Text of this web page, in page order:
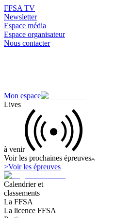
FFSA TV
Newsletter
Espace média
Espace organisateur
Nous contacter
Mon espace
Lives
à venir
Voir les prochaines épreuves
>Voir les épreuves
Calendrier et
classements
La FFSA
La licence FFSA